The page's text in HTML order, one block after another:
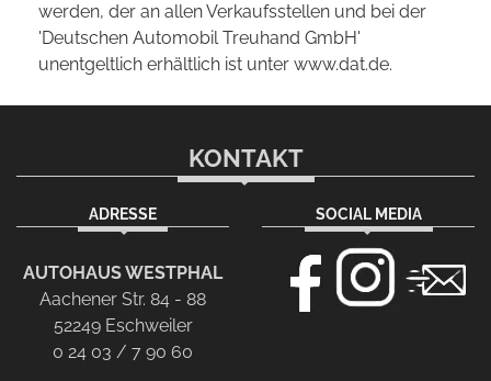
werden, der an allen Verkaufsstellen und bei der
'Deutschen Automobil Treuhand GmbH'
unentgeltlich erhältlich ist unter www.dat.de.
KONTAKT
ADRESSE
AUTOHAUS WESTPHAL
Aachener Str. 84 - 88
52249 Eschweiler
0 24 03 / 7 90 60
SOCIAL MEDIA